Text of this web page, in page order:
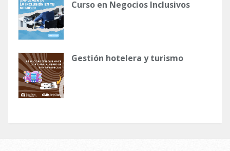
Curso en Negocios Inclusivos
Gestión hotelera y turismo